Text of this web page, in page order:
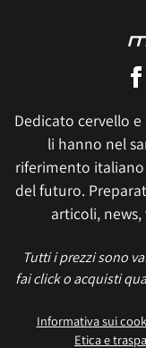
Dedicato cervello
li hanno nel
riferimento
del futuro.
articoli,
Tutti i prezzi sono
fai click o acquisti
Informativa sui
Etica e